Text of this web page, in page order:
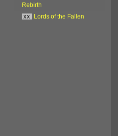
Rebirth
xx
Lords of the Fallen